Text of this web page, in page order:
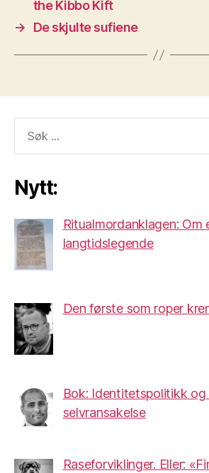
the Kibbo Kift
→
De skjulte sufiene
etter:
Nytt:
Ritualmordanklagen: Om
langtidslegende
Den første som roper
Bok: Identitetspolitikk og
selvransakelse
Raseforviklinger. Eller: